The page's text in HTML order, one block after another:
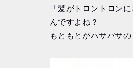
「髪がトロントロン
んですよね？
もともとがパサパサ